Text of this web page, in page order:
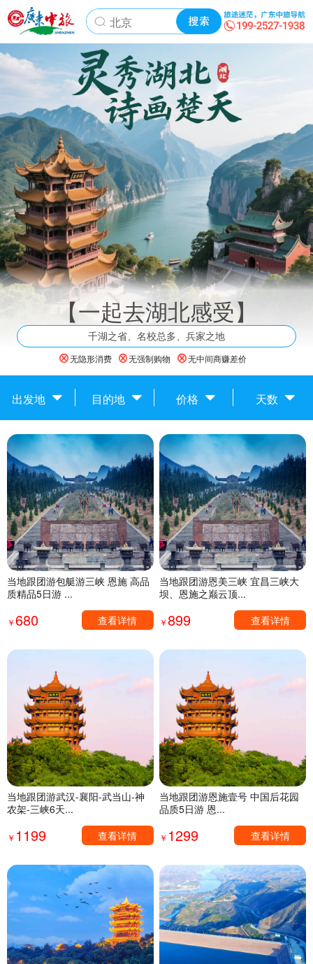
【一起去湖北感受】
千湖之省、名校总多、兵家之地
无隐形消费 无强制购物 无中间商赚差价
出发地 目的地 价格 天数
当地跟团游包艇游三峡 恩施 高品
质精品5日游 ...
￥680 查看详情
当地跟团游恩美三峡 宜昌三峡大
坝、恩施之巅云顶...
￥899 查看详情
当地跟团游武汉-襄阳-武当山-神
农架-三峡6天...
￥ 1199 查看详情
当地跟团游恩施壹号 中国后花园
品质5日游 恩...
￥ 1299 查看详情